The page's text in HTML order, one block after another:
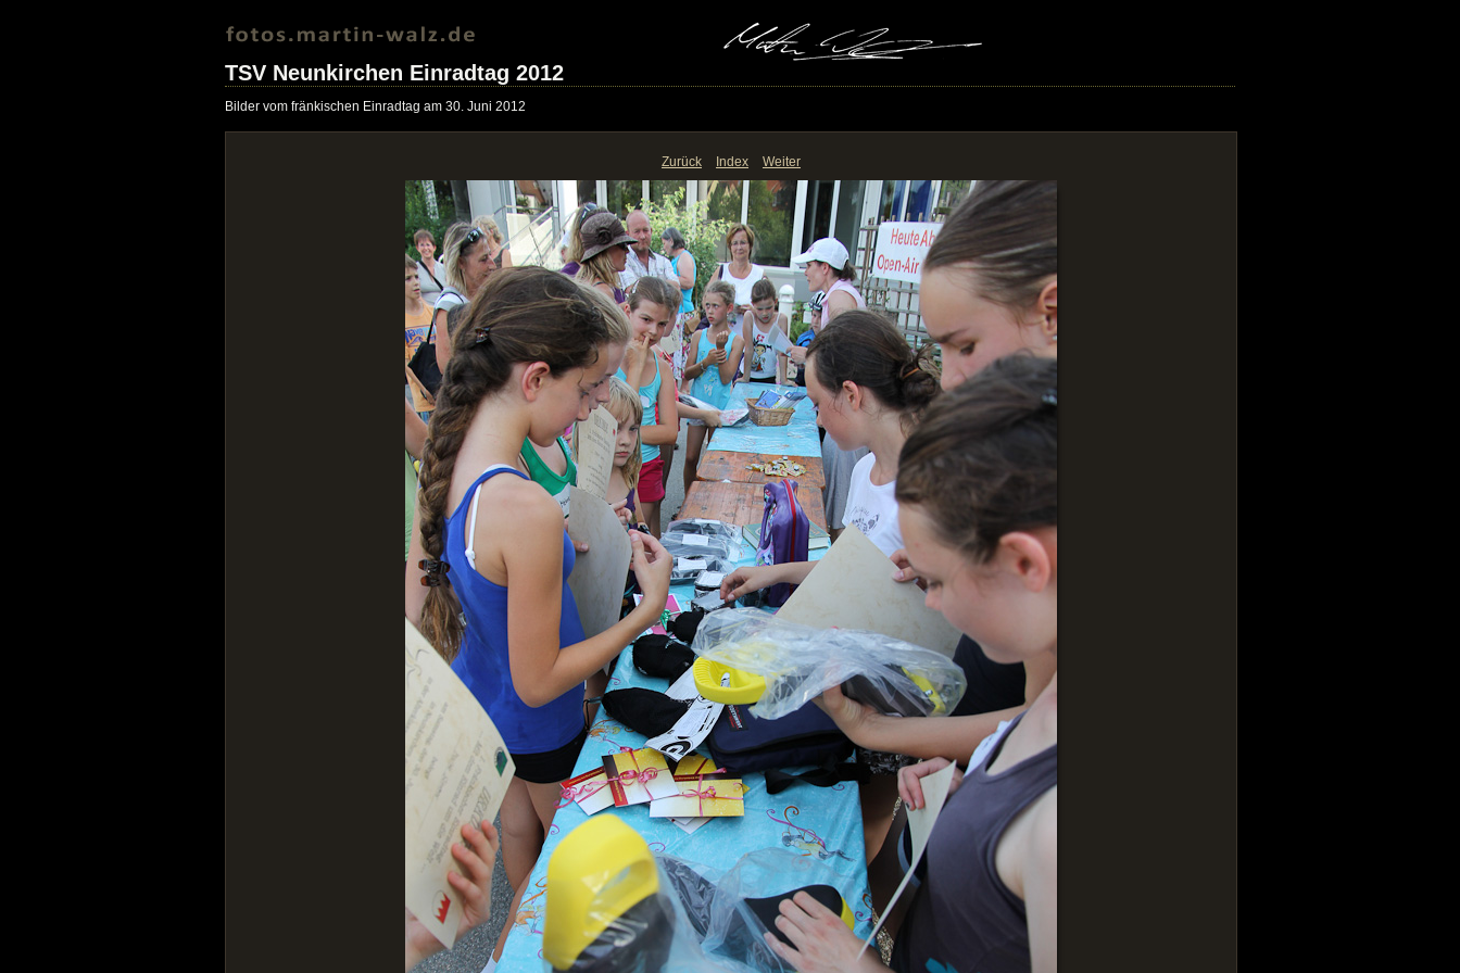
TSV Neunkirchen Einradtag 2012
Bilder vom fränkischen Einradtag am 30. Juni 2012
Zurück Index Weiter